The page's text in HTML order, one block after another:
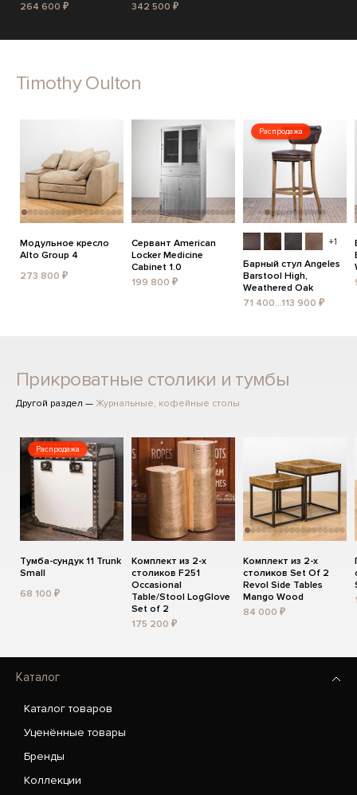
264 600 ₽
342 500 ₽
Timothy Oulton
Модульное кресло
Alto Group 4
273 800 ₽
Сервант American
Locker Medicine
Cabinet 1.0
199 800 ₽
Распродажа
+1
Барный стул Angeles
Barstool High,
Weathered Oak
71 400...113 900 ₽
Прикроватные столики и тумбы
Другой раздел — Журнальные, кофейные столы
Распродажа
Тумба-сундук 11 Trunk
Small
68 100 ₽
Комплект из 2-х
столиков F251
Occasional
Table/Stool LogGlove
Set of 2
175 200 ₽
Комплект из 2-х
столиков Set Of 2
Revol Side Tables
Mango Wood
84 000 ₽
Каталог
Каталог товаров
Уценённые товары
Бренды
Коллекции